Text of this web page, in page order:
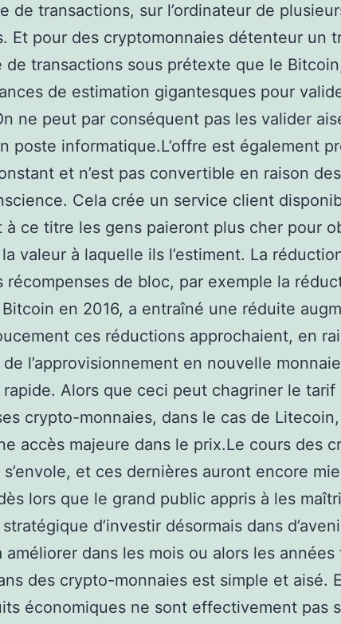
de transactions, sur l’ordinateur de
Et pour des cryptomonnaies détenteur un
de transactions sous prétexte que le
de estimation gigantesques pour
ne peut par conséquent pas les valider
poste informatique.L’offre est également
et n’est pas convertible en raison
Cela crée un service client
à ce titre les gens paieront plus cher pour
valeur à laquelle ils l’estiment. La
récompenses de bloc, par exemple la
en 2016, a entraîné une réduite
ces réductions approchaient, en
l’approvisionnement en nouvelle monnaie
Alors que ceci peut chagriner le tarif
crypto-monnaies, dans le cas de Litecoin,
accès majeure dans le prix.Le cours des
s’envole, et ces dernières auront encore
lors que le grand public appris à les
d’investir désormais dans
améliorer dans les mois ou alors les années
des crypto-monnaies est simple et aisé.
économiques ne sont effectivement pas